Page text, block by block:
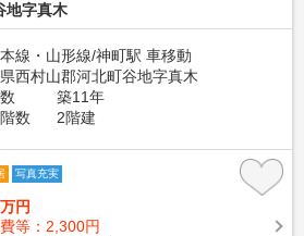
地字真木
線・山形線/神町駅 車移動
西村山郡河北町谷地字真木
築11年
数
2階建
写真充実
万円
等：2,300円